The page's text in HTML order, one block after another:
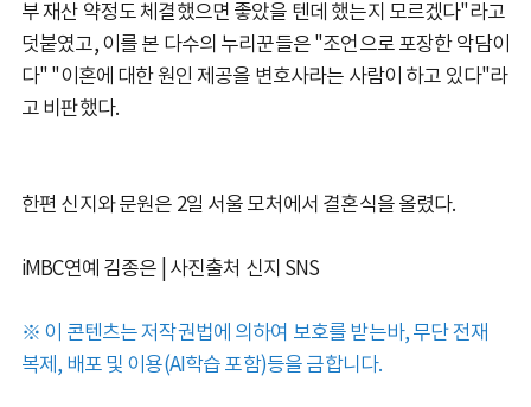
부 재산 약정도 체결했으면 좋았을 텐데 했는지 모르겠다"라고
덧붙였고, 이를 본 다수의 누리꾼들은 "조언으로 포장한 악담이
다" "이혼에 대한 원인 제공을 변호사라는 사람이 하고 있다"라
고 비판했다.
한편 신지와 문원은 2일 서울 모처에서 결혼식을 올렸다.
iMBC연예 김종은 | 사진출처 신지 SNS
※ 이 콘텐츠는 저작권법에 의하여 보호를 받는바, 무단 전재
복제, 배포 및 이용(AI학습 포함)등을 금합니다.